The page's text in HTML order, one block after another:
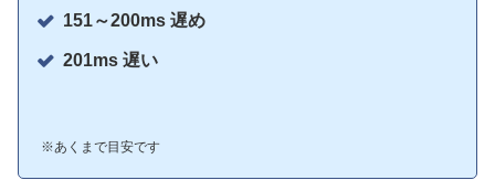
151～200ms 遅め
201ms 遅い
※あくまで目安です